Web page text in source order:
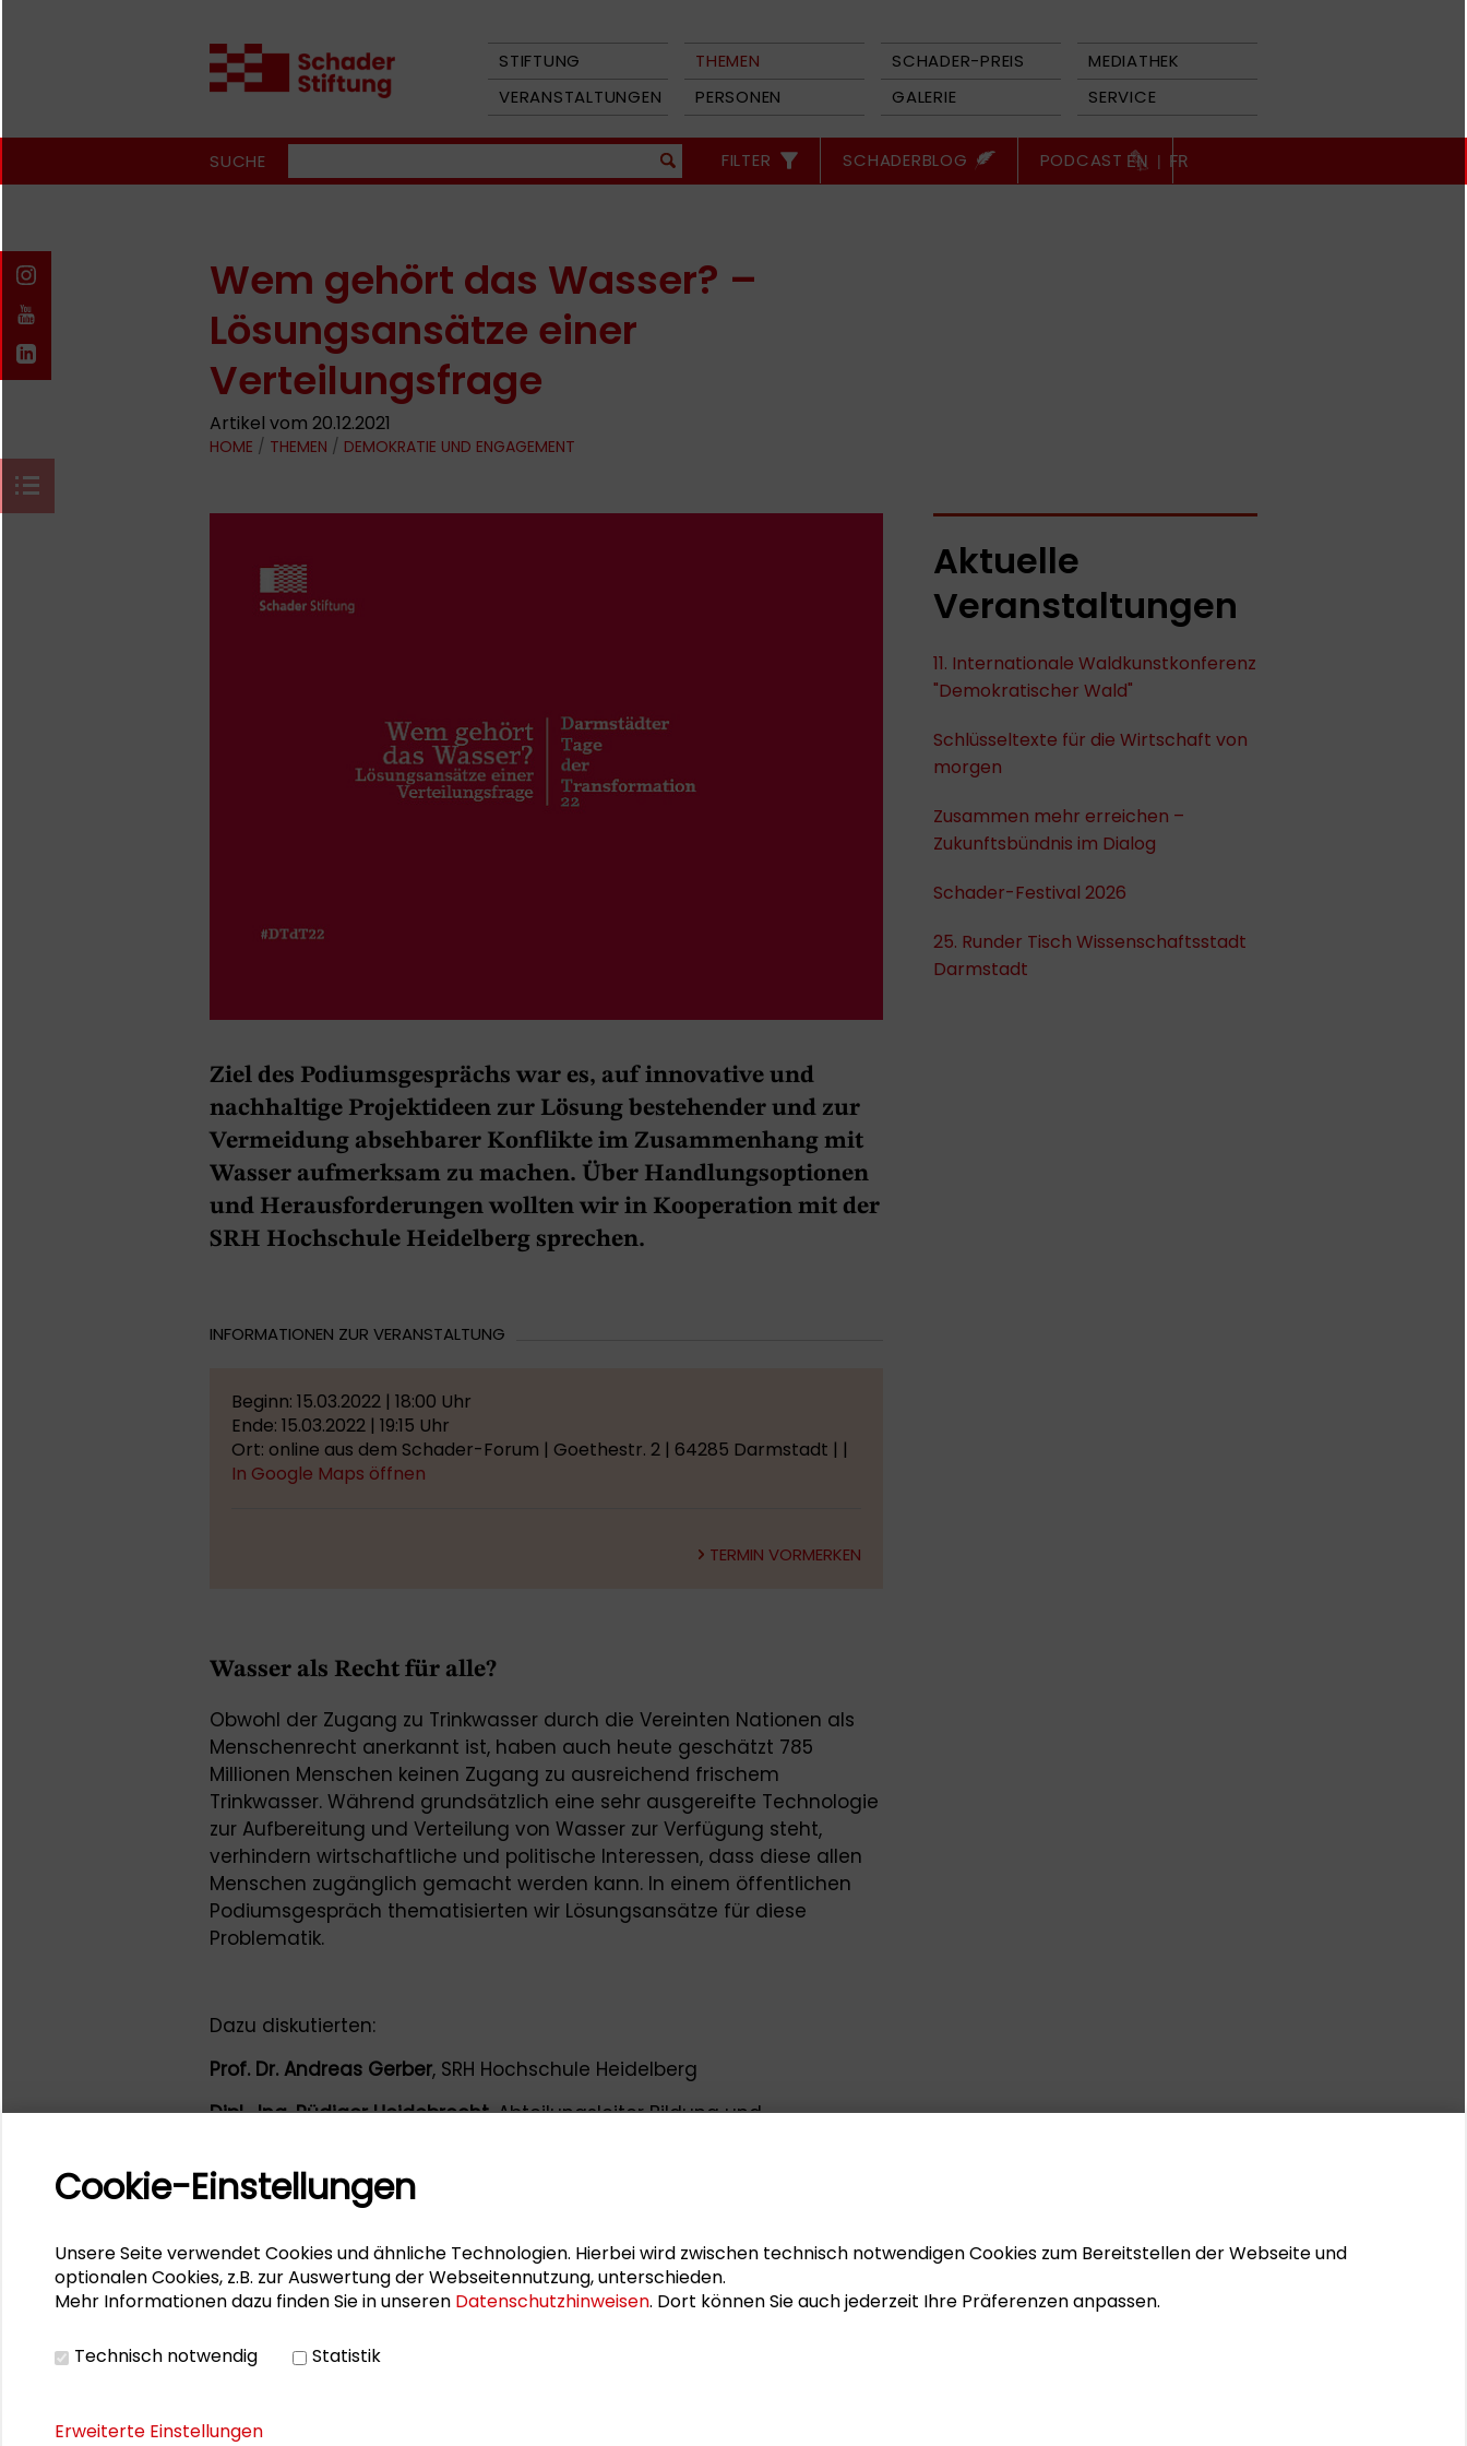
STIFTUNG THEMEN SCHADER-PREIS
MEDIATHEK
VERANSTALTUNGEN
PERSONEN GALERIE SERVICE
SUCHE FILTER SCHADERBLOG PODCAST EN | FR
Wem gehört das Wasser? –
Lösungsansätze einer
Verteilungsfrage
Artikel vom 20.12.2021
HOME / THEMEN / DEMOKRATIE UND ENGAGEMENT
Ziel des Podiumsgesprächs war es, auf innovative und
nachhaltige Projektideen zur Lösung bestehender und zur
Vermeidung absehbarer Konflikte im Zusammenhang mit
Wasser aufmerksam zu machen. Über Handlungsoptionen
und Herausforderungen wollten wir in Kooperation mit der
SRH Hochschule Heidelberg sprechen.
INFORMATIONEN ZUR VERANSTALTUNG
Beginn: 15.03.2022 | 18:00 Uhr
Ende: 15.03.2022 | 19:15 Uhr
Ort: online aus dem Schader-Forum | Goethestr. 2 | 64285 Darmstadt | |
In Google Maps öffnen
TERMIN VORMERKEN
Wasser als Recht für alle?
Obwohl der Zugang zu Trinkwasser durch die Vereinten Nationen als
Menschenrecht anerkannt ist, haben auch heute geschätzt 785
Millionen Menschen keinen Zugang zu ausreichend frischem
Trinkwasser. Während grundsätzlich eine sehr ausgereifte Technologie
zur Aufbereitung und Verteilung von Wasser zur Verfügung steht,
verhindern wirtschaftliche und politische Interessen, dass diese allen
Menschen zugänglich gemacht werden kann. In einem öffentlichen
Podiumsgespräch thematisierten wir Lösungsansätze für diese
Problematik.
Dazu diskutierten:
Prof. Dr. Andreas Gerber, SRH Hochschule Heidelberg
Dipl.-Ing. Rüdiger Heidebrecht, Abteilungsleiter Bildung und
Dr. Annabelle Houdret, Deutsches Institut für Entwicklungspolitik (DIE)
Moderation:Prof. Dr. Ulrike Gayh, SRH Hochschule Heidelberg
Ihr Ansprechpartner ist
Aktuelle
Veranstaltungen
11. Internationale Waldkunstkonferenz
"Demokratischer Wald"
Schlüsseltexte für die Wirtschaft von
morgen
Zusammen mehr erreichen –
Zukunftsbündnis im Dialog
Schader-Festival 2026
25. Runder Tisch Wissenschaftsstadt
Darmstadt
Cookie-Einstellungen
Unsere Seite verwendet Cookies und ähnliche Technologien. Hierbei wird zwischen technisch notwendigen Cookies zum Bereitstellen der Webseite und
optionalen Cookies, z.B. zur Auswertung der Webseitennutzung, unterschieden.
Mehr Informationen dazu finden Sie in unseren Datenschutzhinweisen. Dort können Sie auch jederzeit Ihre Präferenzen anpassen.
Technisch notwendig Statistik
Erweiterte Einstellungen